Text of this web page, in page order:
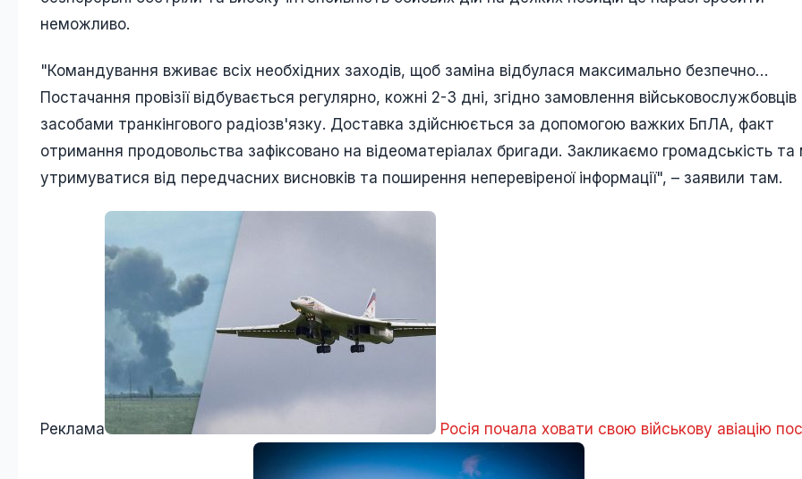
неможливо.
"Командування вживає всіх необхідних заходів, щоб заміна відбулася максимально безпечно…
Постачання провізії відбувається регулярно, кожні 2-3 дні, згідно замовлення військовослужбовців
засобами транкінгового радіозв'язку. Доставка здійснюється за допомогою важких БпЛА, факт
отримання продовольства зафіксовано на відеоматеріалах бригади. Закликаємо громадськість та
утримуватися від передчасних висновків та поширення неперевіреної інформації", – заявили там.
Реклама Росія почала ховати свою військову авіацію